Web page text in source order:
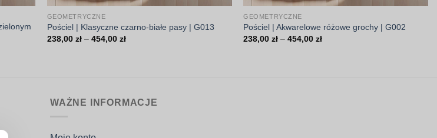
GEOMETRYCZNE
Pościel | Klasyczne czarno-białe pasy | G013
238,00 zł – 454,00 złZakres
GEOMETRYCZNE
Pościel | Akwarelowe różowe grochy | G002
238,00zł – 454,00złZakres
WAŻNE INFORMACJE